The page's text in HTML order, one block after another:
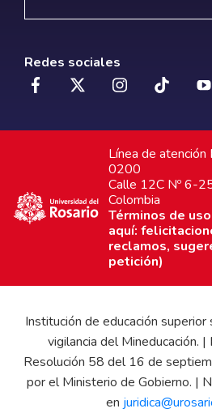
Redes sociales
Línea de
0200
Calle 12C Nº 6-
Colombia
Términos de uso
aquí:
reclamos,
petición)
Institución de educación
vigilancia del Mineducación. |
Resolución 58 del 16 de
por el Ministerio de Gobierno. |
en